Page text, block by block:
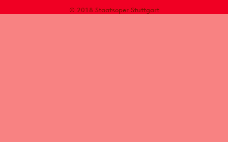
© 2018 Staatsoper Stuttgart